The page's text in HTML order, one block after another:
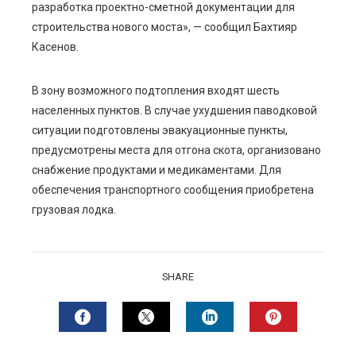
разработка проектно-сметной документации для
строительства нового моста», — сообщил Бахтияр
Касенов.
В зону возможного подтопления входят шесть
населенных пунктов. В случае ухудшения паводковой
ситуации подготовлены эвакуационные пункты,
предусмотрены места для отгона скота, организовано
снабжение продуктами и медикаментами. Для
обеспечения транспортного сообщения приобретена
грузовая лодка.
SHARE